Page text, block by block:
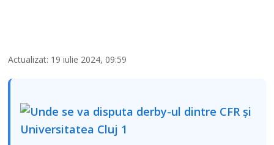
Actualizat: 19 iulie 2024, 09:59